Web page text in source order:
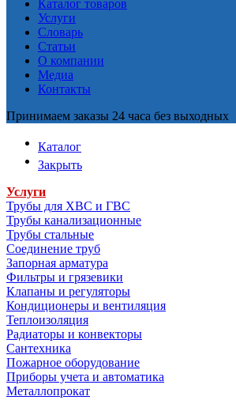
Каталог товаров
Услуги
Словарь
Статьи
О компании
Медиа
Контакты
Принимаем заказы 24 часа без выходных
Каталог
Закрыть
Услуги
Трубы для ХВС и ГВС
Трубы канализационные
Трубы стальные
Соединение труб
Запорная арматура
Фильтры и грязевики
Клапаны и регуляторы
Кондиционеры и вентиляция
Теплоизоляция
Радиаторы и конвекторы
Сантехника
Пожарное оборудование
Приборы учета и автоматика
Металлопрокат